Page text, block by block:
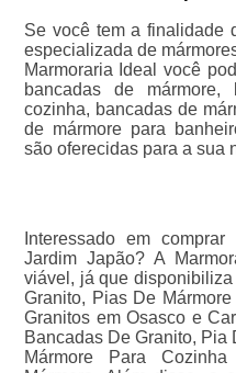
Se você tem a finalidade
especializada de
Marmoraria Ideal você
bancadas de mármore,
cozinha, bancadas de
de mármore para
são oferecidas para a sua
Interessado em
Jardim Japão? A
viável, já que
Granito, Pias De
Granitos em Osasco e
Bancadas De Granito,
Mármore Para